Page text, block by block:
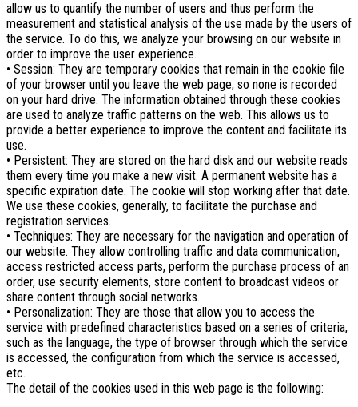
allow us to quantify the number of users and thus perform the
measurement and statistical analysis of the use made by the users of
the service. To do this, we analyze your browsing on our website in
order to improve the user experience.
• Session: They are temporary cookies that remain in the cookie file
of your browser until you leave the web page, so none is recorded
on your hard drive. The information obtained through these cookies
are used to analyze traffic patterns on the web. This allows us to
provide a better experience to improve the content and facilitate its
use.
• Persistent: They are stored on the hard disk and our website reads
them every time you make a new visit. A permanent website has a
specific expiration date. The cookie will stop working after that date.
We use these cookies, generally, to facilitate the purchase and
registration services.
• Techniques: They are necessary for the navigation and operation of
our website. They allow controlling traffic and data communication,
access restricted access parts, perform the purchase process of an
order, use security elements, store content to broadcast videos or
share content through social networks.
• Personalization: They are those that allow you to access the
service with predefined characteristics based on a series of criteria,
such as the language, the type of browser through which the service
is accessed, the configuration from which the service is accessed,
etc. .
The detail of the cookies used in this web page is the following: